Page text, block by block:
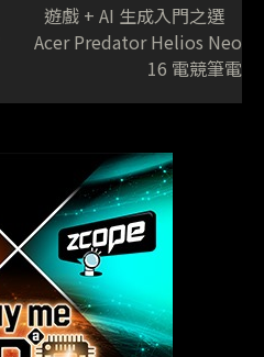
遊戲 + AI 生成入門之選
Acer Predator Helios Neo
16 電競筆電